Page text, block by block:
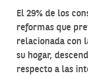
El 29% de los
reformas que
relacionada con
su hogar,
respecto a las